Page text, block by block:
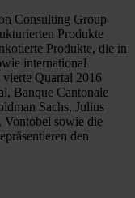
Consulting Group
Produkte
Produkte, die in
international
Quartal 2016
Banque Cantonale
Sachs, Julius
Vontobel sowie die
den